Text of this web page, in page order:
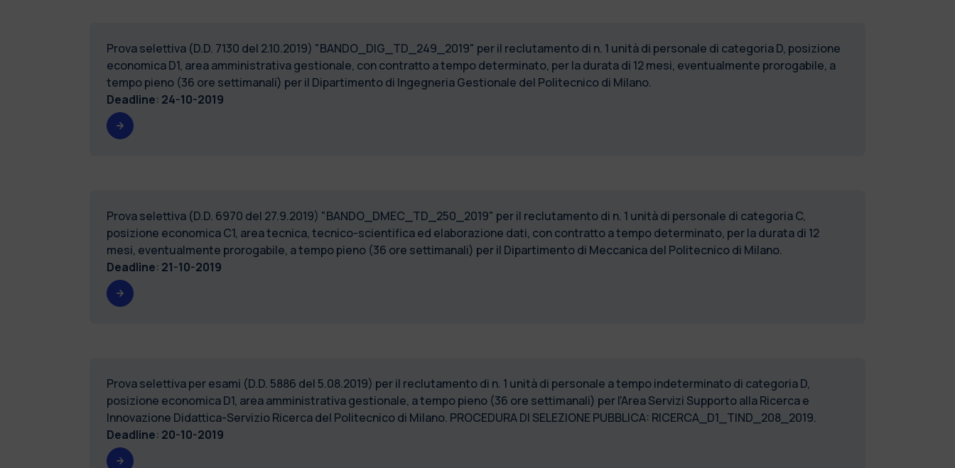
Prova selettiva (D.D. 7130 del 2.10.2019) "BANDO_DIG_TD_249_2019" per il reclutamento di n. 1 unità di personale di categoria D, posizione
economica D1, area amministrativa gestionale, con contratto a tempo determinato, per la durata di 12 mesi, eventualmente prorogabile, a
tempo pieno (36 ore settimanali) per il Dipartimento di Ingegneria Gestionale del Politecnico di Milano.
Deadline: 24-10-2019
Prova selettiva (D.D. 6970 del 27.9.2019) "BANDO_DMEC_TD_250_2019" per il reclutamento di n. 1 unità di personale di categoria C,
posizione economica C1, area tecnica, tecnico-scientifica ed elaborazione dati, con contratto a tempo determinato, per la durata di 12
mesi, eventualmente prorogabile, a tempo pieno (36 ore settimanali) per il Dipartimento di Meccanica del Politecnico di Milano.
Deadline: 21-10-2019
Prova selettiva per esami (D.D. 5886 del 5.08.2019) per il reclutamento di n. 1 unità di personale a tempo indeterminato di categoria D,
posizione economica D1, area amministrativa gestionale, a tempo pieno (36 ore settimanali) per l'Area Servizi Supporto alla Ricerca e
Innovazione Didattica-Servizio Ricerca del Politecnico di Milano. PROCEDURA DI SELEZIONE PUBBLICA: RICERCA_D1_TIND_208_2019.
Deadline: 20-10-2019